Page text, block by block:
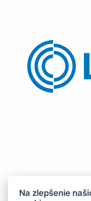
Na zlepšenie